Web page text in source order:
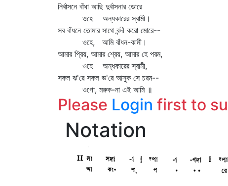
নির্বাসনে বাঁধা আছি দুর্বাসনার ডোরে
ওহে অন্ধকারের স্বামী।
সব বাঁধনে তোমার সাথে বন্দী করো মোরে--
ওহে, আমি বাঁধন-কামী।
আমার প্রিয়, আমার শ্রেয়, আমার হে পরম,
ওহে অন্ধকারের স্বামী,
সকল ঝ'রে সকল ভ'রে আসুক সে চরম--
ওগো, মরুক-না এই আমি ॥
Please Login first to
Notation